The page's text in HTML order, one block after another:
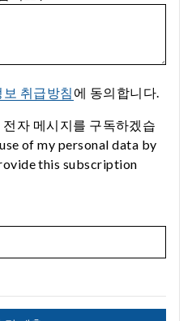
취급방침 에 동의합니다.
자 메시지를 구독하겠습
of my personal data by
this subscription